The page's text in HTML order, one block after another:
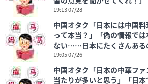
19:13 07/28
中国オタク「日本には中国
って本当？」「偽の情報で
ない……日本にたくさんある
ら」
19:05 07/26
中国オタク「日本の中華フ
当たりが多いと思う」「日